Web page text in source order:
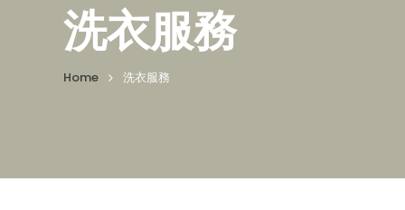
洗衣服務
Home 洗衣服務